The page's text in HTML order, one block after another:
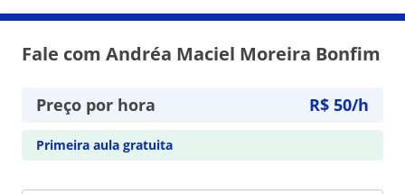
Fale com Andréa Maciel Moreira Bonfim
Preço por hora R$ 50/h
Primeira aula gratuita